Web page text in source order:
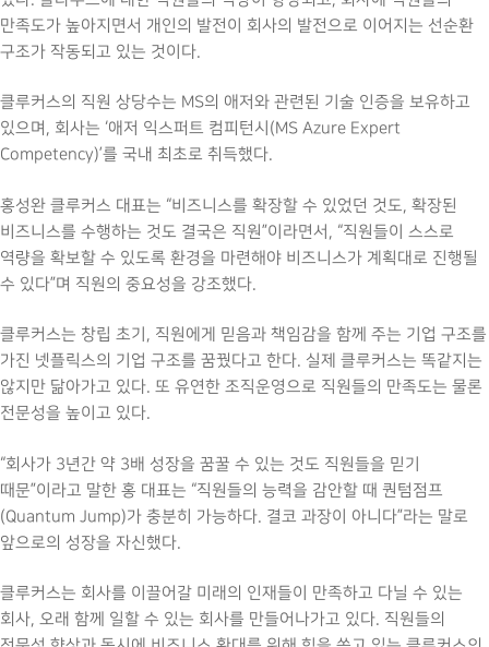
만족도가 높아지면서 개인의 발전이 회사의 발전으로 이어지는 선순환
구조가 작동되고 있는 것이다.
클루커스의 직원 상당수는 MS의 애저와 관련된 기술 인증을 보유하고
있으며, 회사는 ‘애저 익스퍼트 컴피턴시(MS Azure Expert
Competency)’를 국내 최초로 취득했다.
홍성완 클루커스 대표는 “비즈니스를 확장할 수 있었던 것도, 확장된
비즈니스를 수행하는 것도 결국은 직원”이라면서, “직원들이 스스로
역량을 확보할 수 있도록 환경을 마련해야 비즈니스가 계획대로 진행될
수 있다”며 직원의 중요성을 강조했다.
클루커스는 창립 초기, 직원에게 믿음과 책임감을 함께 주는 기업 구조를
가진 넷플릭스의 기업 구조를 꿈꿨다고 한다. 실제 클루커스는 똑같지는
않지만 닮아가고 있다. 또 유연한 조직운영으로 직원들의 만족도는 물론
전문성을 높이고 있다.
“회사가 3년간 약 3배 성장을 꿈꿀 수 있는 것도 직원들을 믿기
때문”이라고 말한 홍 대표는 “직원들의 능력을 감안할 때 퀀텀점프
(Quantum Jump)가 충분히 가능하다. 결코 과장이 아니다”라는 말로
앞으로의 성장을 자신했다.
클루커스는 회사를 이끌어갈 미래의 인재들이 만족하고 다닐 수 있는
회사, 오래 함께 일할 수 있는 회사를 만들어나가고 있다. 직원들의